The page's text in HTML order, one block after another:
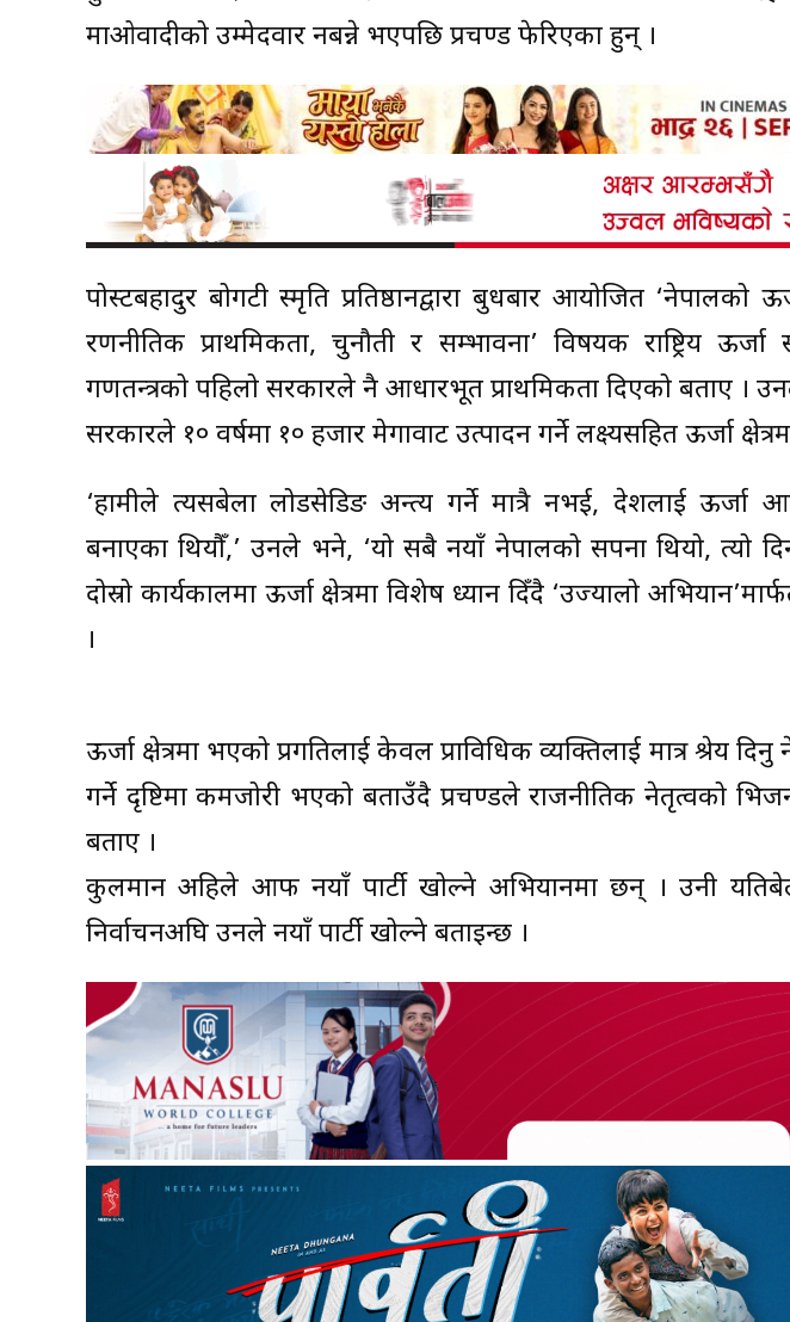
माओवादीको उम्मेदवार नबन्ने भएपछि प्रचण्ड फेरिएका हुन् ।
पोस्टबहादुर बोगटी स्मृति प्रतिष्ठानद्वारा बुधबार आयोजित ‘नेपालको
रणनीतिक प्राथमिकता, चुनौती र सम्भावना’ विषयक राष्ट्रिय
गणतन्त्रको पहिलो सरकारले नै आधारभूत प्राथमिकता दिएको बताए ।
सरकारले १० वर्षमा १० हजार मेगावाट उत्पादन गर्ने लक्ष्यसहित ऊर्जा
‘हामीले त्यसबेला लोडसेडिङ अन्त्य गर्ने मात्रै नभई, देशलाई ऊर्जा
बनाएका थियौँ,’ उनले भने, ‘यो सबै नयाँ नेपालको सपना थियो, त्यो
दोस्रो कार्यकालमा ऊर्जा क्षेत्रमा विशेष ध्यान दिँदै ‘उज्यालो
।
ऊर्जा क्षेत्रमा भएको प्रगतिलाई केवल प्राविधिक व्यक्तिलाई मात्र श्रेय
गर्ने दृष्टिमा कमजोरी भएको बताउँदै प्रचण्डले राजनीतिक नेतृत्वको
बताए ।
कुलमान अहिले आफैं नयाँ पार्टी खोल्ने अभियानमा छन् । उनी
निर्वाचनअघि उनले नयाँ पार्टी खोल्ने बताइन्छ ।